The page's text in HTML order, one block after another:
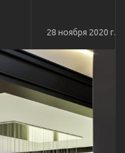
28 ноября 2020 г.